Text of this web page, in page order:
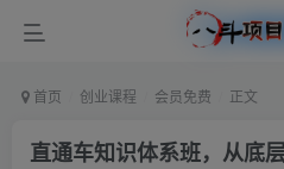
首页 创业课程 会员免费 正文
直通车知识体系班，从底